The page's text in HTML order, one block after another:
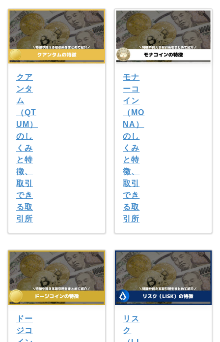
クア
ンタ
ム
（QT
UM）
のし
くみ
と特
徴、
取引
でき
る取
引所
モナ
ーコ
イン
（MO
NA）
のし
くみ
と特
徴、
取引
でき
る取
引所
ドー
ジコ
リス
ク